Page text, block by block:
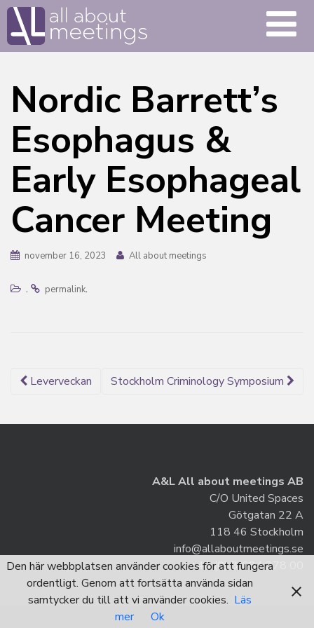
Nordic Barrett’s
Esophagus &
Early Esophageal
Cancer Meeting
november 16, 2023 All about meetings
. permalink.
Inlägg
navigering
Leverveckan Stockholm Criminology Symposium
A&L All about meetings AB
C/O United Spaces
Götgatan 22 A
118 46 Stockholm
info@allaboutmeetings.se
+46 (0) 8-684 278 00
Den här webbplatsen använder cookies för att fungera
ordentligt. Genom att fortsätta använda sidan
samtycker du till att vi använder cookies. Läs
mer
Ok